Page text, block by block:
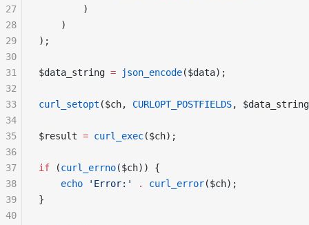
        )
    )
);
$data_string = json_encode($data);
curl_setopt ($ch, CURLOPT_POSTFIELDS,
$result = curl_exec($ch);
if (curl_errno($ch)) {
echo
'Error:' . curl_error($ch);
}
27
28
29
30
31
32
33
34
35
36
37
38
39
40